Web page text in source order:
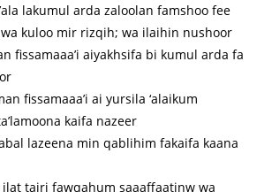
lakumul arda zaloolan famshoo fee
kuloo mir rizqih; wa ilaihin nushoor
fissamaaa’i aiyakhsifa bi kumul arda fa
fissamaaa’i ai yursila ‘alaikum
kaifa nazeer
lazeena min qablihim fakaifa kaana
ilat tairi fawqahum saaaffaatinw wa